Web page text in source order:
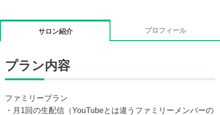
サロン紹介 プロフィール
プラン内容
ファミリープラン
・月1回の生配信（YouTubeとは違うファミリーメンバーの